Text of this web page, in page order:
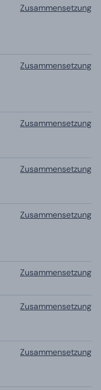
Zusammensetzung
Zusammensetzung
Zusammensetzung
Zusammensetzung
Zusammensetzung
Zusammensetzung
Zusammensetzung
Zusammensetzung